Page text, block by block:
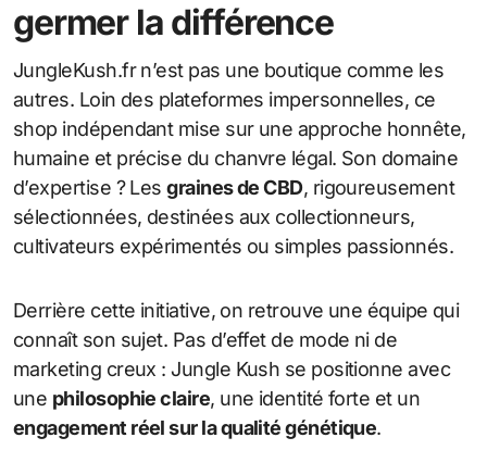
germer la différence
JungleKush.fr n’est pas une boutique comme les
autres. Loin des plateformes impersonnelles, ce
shop indépendant mise sur une approche honnête,
humaine et précise du chanvre légal. Son domaine
d’expertise ? Lesgraines de CBD, rigoureusement
sélectionnées, destinées aux collectionneurs,
cultivateurs expérimentés ou simples passionnés.
Derrière cette initiative, on retrouve une équipe qui
connaît son sujet. Pas d’effet de mode ni de
marketing creux : Jungle Kush se positionne avec
une philosophie claire, une identité forte et un
engagement réel sur la qualité génétique.